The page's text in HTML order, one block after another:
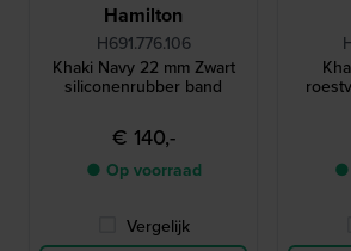
Hamilton
H691.776.106
Khaki Navy 22 mm Zwart
siliconenrubber band
€ 140,-
● Op voorraad
Vergelijk
●